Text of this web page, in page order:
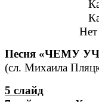
Как с
Как
Нет для
Песня «ЧЕМУ
(сл. Михаила
5 слайд